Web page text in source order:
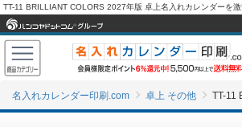
名入れカレンダー印刷.com 卓上 その他 TT-11